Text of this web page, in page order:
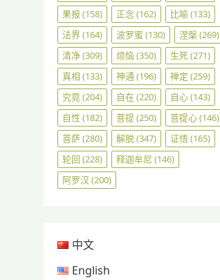
果报 (158) 正念(162) 比喻(133)
法界(164) 波罗蜜 (130) 涅槃(269)
清净(309) 烦恼(350) 生死(271)
真相 (133) 神通 (196) 禅定 (259)
究竟(204) 自在(220) 自心(143)
自性 (182) 菩提(250) 菩提心(146)
菩萨(280) 解脱(347) 证悟(165)
轮回 (228) 释迦牟尼 (146)
阿罗汉 (200)
中文
English